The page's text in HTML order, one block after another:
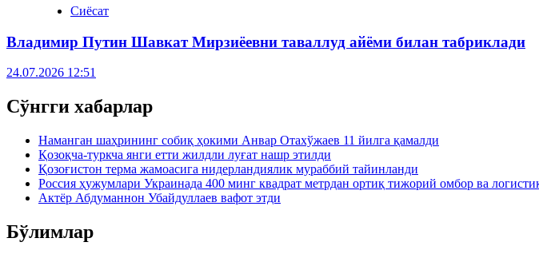
Сиёсат
Владимир Путин Шавкат Мирзиёевни таваллуд айёми билан табриклади
24.07.2026 12:51
Сўнгги хабарлар
Наманган шаҳрининг собиқ ҳокими Анвар Отахўжаев 11 йилга қамалди
Қозоқча-туркча янги етти жилдли луғат нашр этилди
Қозоғистон терма жамоасига нидерландиялик мураббий тайинланди
Россия ҳужумлари Украинада 400 минг квадрат метрдан ортиқ тижорий омбор ва
Актёр Абду­маннон Убайдуллаев вафот этди
Бўлимлар